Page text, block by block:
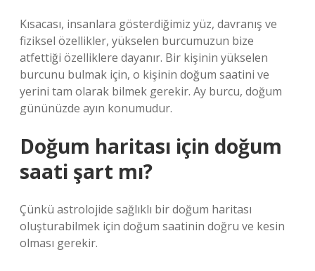
Kısacası, insanlara gösterdiğimiz yüz, davranış ve
fiziksel özellikler, yükselen burcumuzun bize
atfettiği özelliklere dayanır. Bir kişinin yükselen
burcunu bulmak için, o kişinin doğum saatini ve
yerini tam olarak bilmek gerekir. Ay burcu, doğum
gününüzde ayın konumudur.
Doğum haritası için doğum
saati şart mı?
Çünkü astrolojide sağlıklı bir doğum haritası
oluşturabilmek için doğum saatinin doğru ve kesin
olması gerekir.